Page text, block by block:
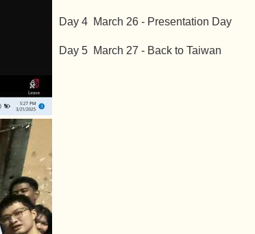
Day 4 March 26 - Presentation Day
Day 5 March 27 - Back to Taiwan